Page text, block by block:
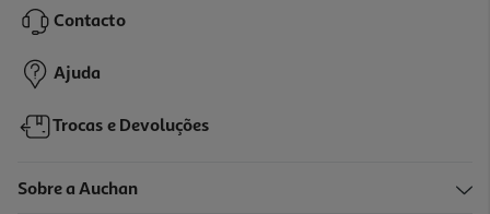
17,99 €
Contacto
Ajuda
Trocas e Devoluções
Sobre a Auchan